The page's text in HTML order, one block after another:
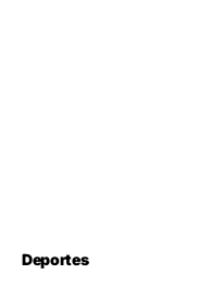
Deportes